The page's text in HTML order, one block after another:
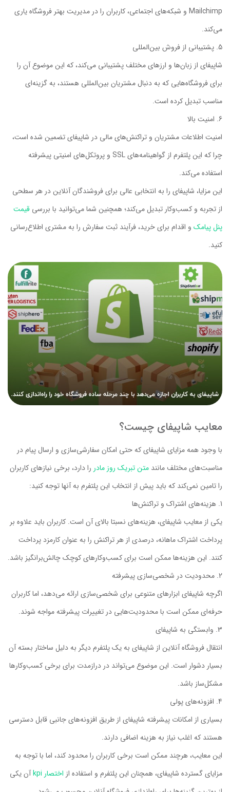
Mailchimp و شبکه‌های اجتماعی، کاربران را در مدیریت بهتر فروشگاه یاری
می‌کند.
پشتیبانی از فروش بین‌المللی
شاپیفای از زبان‌ها و ارزهای مختلف پشتیبانی می‌کند، که این موضوع آن را
برای فروشگاه‌هایی که به دنبال مشتریان بین‌المللی هستند، به گزینه‌ای
مناسب تبدیل کرده است.
امنیت بالا
امنیت اطلاعات مشتریان و تراکنش‌های مالی در شاپیفای تضمین شده است،
چرا که این پلتفرم از گواهینامه‌های SSL و پروتکل‌های امنیتی پیشرفته
استفاده می‌کند.
این مزایا، شاپیفای را به انتخابی عالی برای فروشندگان آنلاین در هر سطحی
از تجربه و کسب‌وکار تبدیل می‌کند؛ همچنین شما می‌توانید با بررسی قیمت
پنل پیامک و اقدام برای خرید، فرآیند ثبت سفارش را به مشتری اطلاع‌رسانی
کنید.
معایب شاپیفای چیست؟
با وجود همه مزایای شاپیفای که حتی امکان سفارشی‌سازی و ارسال پیام در
مناسبت‌های مختلف مانند متن تبریک روز مادر را دارد، برخی نیازهای کاربران
را تامین نمی‌کند که باید پیش از انتخاب این پلتفرم به آنها توجه کنید:
هزینه‌های اشتراک و تراکنش‌ها
یکی از معایب شاپیفای، هزینه‌های نسبتا بالای آن است. کاربران باید علاوه بر
پرداخت اشتراک ماهانه، درصدی از هر تراکنش را به عنوان کارمزد پرداخت
کنند. این هزینه‌ها ممکن است برای کسب‌وکارهای کوچک چالش‌برانگیز باشد.
محدودیت در شخصی‌سازی پیشرفته
اگرچه شاپیفای ابزارهای متنوعی برای شخصی‌سازی ارائه می‌دهد، اما کاربران
حرفه‌ای ممکن است با محدودیت‌هایی در تغییرات پیشرفته مواجه شوند.
وابستگی به شاپیفای
انتقال فروشگاه آنلاین از شاپیفای به یک پلتفرم دیگر به دلیل ساختار بسته آن
بسیار دشوار است. این موضوع می‌تواند در درازمدت برای برخی کسب‌وکارها
مشکل‌ساز باشد.
افزونه‌های پولی
بسیاری از امکانات پیشرفته شاپیفای از طریق افزونه‌های جانبی قابل دسترسی
هستند که اغلب نیاز به هزینه اضافی دارند.
این معایب، هرچند ممکن است برخی کاربران را محدود کند، اما با توجه به
مزایای گسترده شاپیفای، همچنان این پلتفرم و استفاده از اختصار kpi
آن یکی